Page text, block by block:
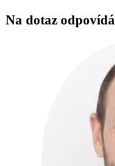
Na dotaz odpovídá